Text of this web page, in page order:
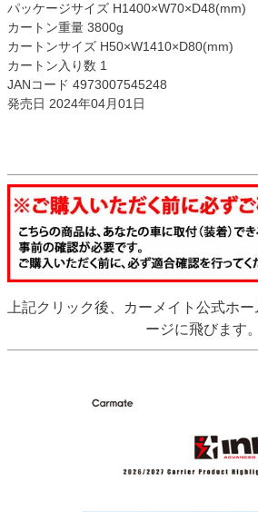
パッケージサイズ H1400×W70×D48(mm)
カートン重量 3800g
カートンサイズ H50×W1410×D80(mm)
カートン入り数 1
JANコード 4973007545248
発売日 2024年04月01日
上記クリック後、カーメイト公式ホ
ージに飛びます。